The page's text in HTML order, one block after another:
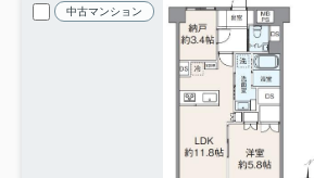
中古マンション